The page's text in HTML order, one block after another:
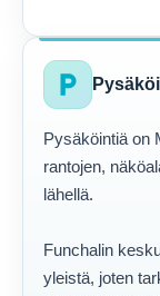
local_parking
Pysäköintiä on
rantojen,
lähellä.
Funchalin
yleistä, joten